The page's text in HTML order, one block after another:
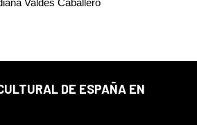
Valdés Caballero
DE ESPAÑA EN